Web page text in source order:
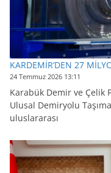
KARDEMİR’DEN 27
24 Temmuz 2026 13:11
Karabük Demir ve Çelik
Ulusal Demiryolu
uluslararası